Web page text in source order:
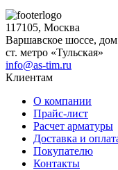
117105, Москва
Варшавское шоссе,
ст. метро «Тульская»
info@as-tim.ru
Клиентам
О компании
Прайс-лист
Расчет арматуры
Доставка и
Покупателю
Контакты